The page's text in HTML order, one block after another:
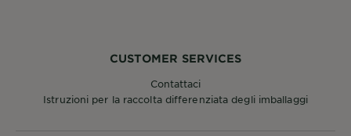
CUSTOMER SERVICES
Contattaci
Istruzioni per la raccolta differenziata degli imballaggi